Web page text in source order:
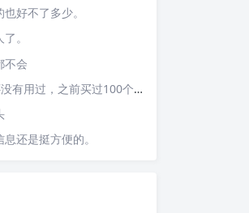
好不了多少。
。
不会
，之前买过100个水晶头还没有 用完。
还是挺方便的。